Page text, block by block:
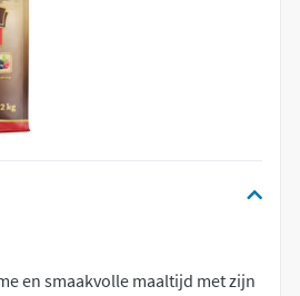
en smaakvolle maaltijd met zijn